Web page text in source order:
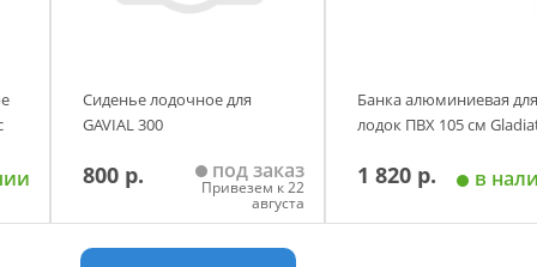
Сиденье лодочное для
GAVIAL 300
800 р. под заказ
Привезем к 22
августа
Банка алюминиевая для
лодок ПВХ 105 см
1 820 р. в